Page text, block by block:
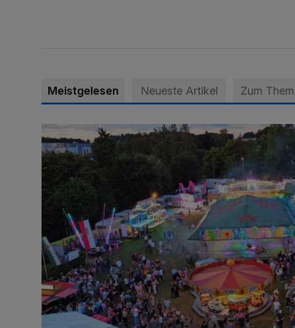
Meistgelesen Neueste Artikel Zum
Vier Tage mit vollem Programm